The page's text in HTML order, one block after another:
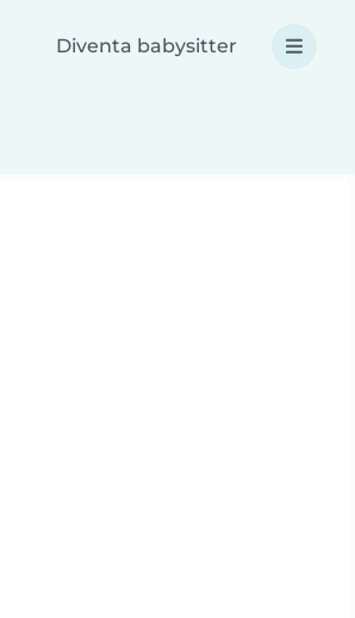
Diventa babysitter